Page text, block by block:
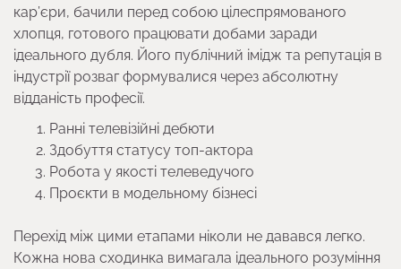
кар’єри, бачили перед собою цілеспрямованого
хлопця, готового працювати добами заради
ідеального дубля. Його публічний імідж та репутація в
індустрії розваг формувалися через абсолютну
відданість професії.
Ранні телевізійні дебюти
Здобуття статусу топ-актора
Робота у якості телеведучого
Проєкти в модельному бізнесі
Перехід між цими етапами ніколи не давався легко.
Кожна нова сходинка вимагала ідеального розуміння